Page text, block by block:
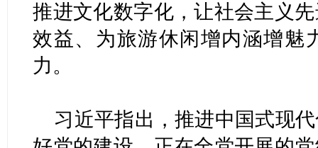
推进文化数字化，让社会主义
效益、为旅游休闲增内涵增魅
力。
习近平指出，推进中国式现